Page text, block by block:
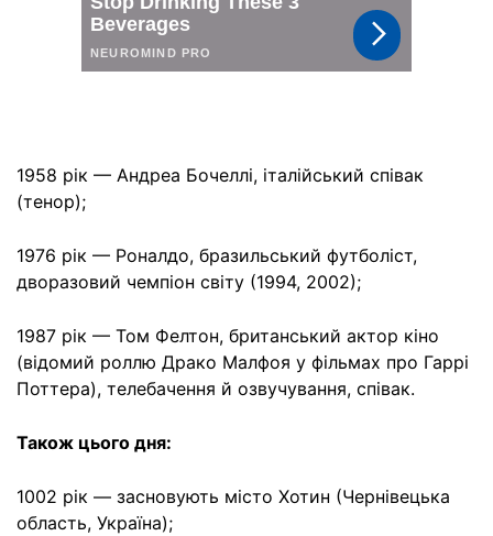
1958 рік — Андреа Бочеллі, італійський співак
(тенор);
1976 рік — Роналдо, бразильський футболіст,
дворазовий чемпіон світу (1994, 2002);
1987 рік — Том Фелтон, британський актор кіно
(відомий роллю Драко Малфоя у фільмах про Гаррі
Поттера), телебачення й озвучування, співак.
Також цього дня:
1002 рік — засновують місто Хотин (Чернівецька
область, Україна);